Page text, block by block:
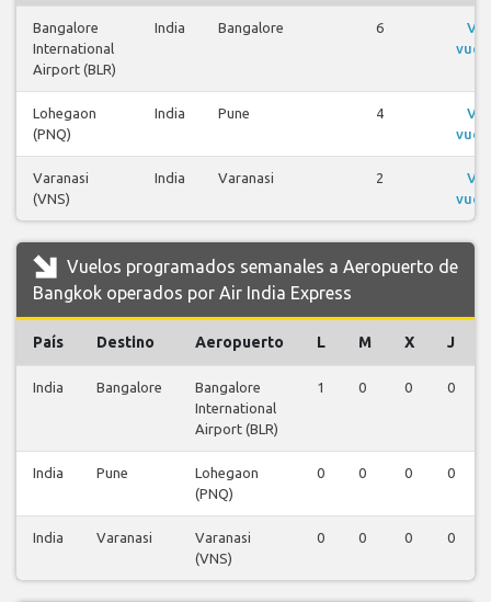
Bangalore
International
Airport (BLR)
India Bangalore 6
Ver
Lohegaon
(PNQ)
India Pune 4
Ver
Varanasi
(VNS)
India Varanasi 2
Ver
Vuelos programados semanales a Aeropuerto de
Bangkok operados por Air India Express
País Destino Aeropuerto L M X J
India Bangalore
Bangalore
International
Airport (BLR)
1 0 0 0
India Pune
Lohegaon
(PNQ)
0 0 0 0
India Varanasi
Varanasi
(VNS)
0 0 0 0